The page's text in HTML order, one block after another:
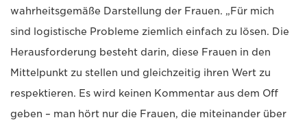
wahrheitsgemäße Darstellung der Frauen. „Für mich
sind logistische Probleme ziemlich einfach zu lösen. Die
Herausforderung besteht darin, diese Frauen in den
Mittelpunkt zu stellen und gleichzeitig ihren Wert zu
respektieren. Es wird keinen Kommentar aus dem Off
geben – man hört nur die Frauen, die miteinander über